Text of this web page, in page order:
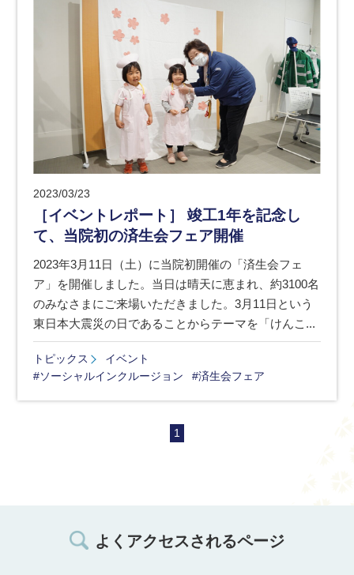
2023/03/23
［イベントレポート］ 竣工1年を記念し
て、当院初の済生会フェア開催
2023年3月11日（土）に当院初開催の「済生会フェ
ア」を開催しました。当日は晴天に恵まれ、約3100名
のみなさまにご来場いただきました。3月11日という
東日本大震災の日であることからテーマを「けんこ...
トピックス
イベント
#ソーシャルインクルージョン
#済生会フェア
1
よくアクセスされるページ